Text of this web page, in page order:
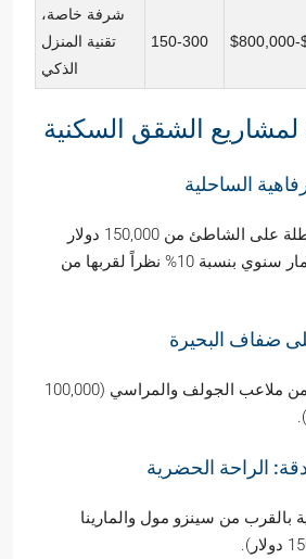
150-300
شرفة خاصة،
تقنية المنزل
الذكي
لمشاريع الشقق السكنية
الساحلية
تبدأ أسعار الشقق المطلة على الشاطئ من 150,000 دولار
أمريكي، مع عائد استثمار سنوي بنسبة 10% نظراً لقربها من
ضفاف البحيرة
وحدات حديثة بالقرب من ملاعب الجولف والمراسي (100,000
الراحة الحضرية
بالقرب من سينزو مول والمارينا